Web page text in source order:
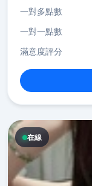
一對多點數
一對一點數
滿意度評分
在線